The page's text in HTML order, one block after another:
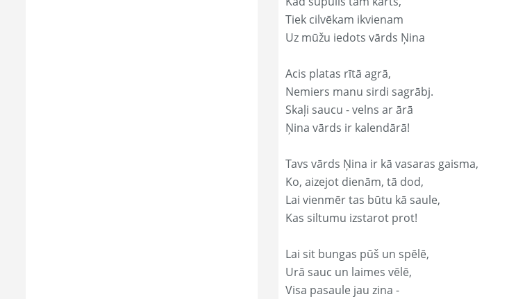
Tiek cilvēkam ikvienam
Uz mūžu iedots vārds Ņina
Acis platas rītā agrā,
Nemiers manu sirdi sagrābj.
Skaļi saucu - velns ar ārā
Ņina vārds ir kalendārā!
Tavs vārds Ņina ir kā vasaras gaisma,
Ko, aizejot dienām, tā dod,
Lai vienmēr tas būtu kā saule,
Kas siltumu izstarot prot!
Lai sit bungas pūš un spēlē,
Urā sauc un laimes vēlē,
Visa pasaule jau zina -